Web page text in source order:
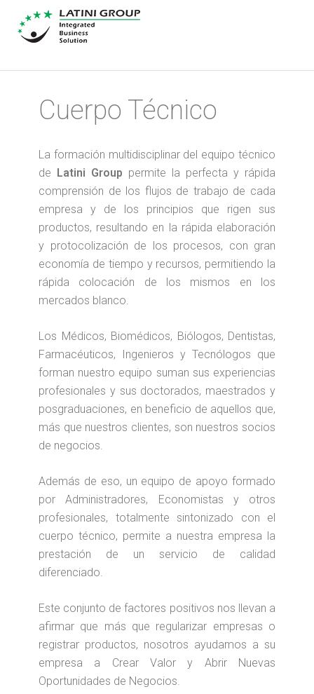
Cuerpo Técnico
La formación multidisciplinar del equipo técnico
de Latini Group permite la perfecta y rápida
comprensión de los flujos de trabajo de cada
empresa y de los principios que rigen sus
productos, resultando en la rápida elaboración
y protocolización de los procesos, con gran
economía de tiempo y recursos, permitiendo la
rápida colocación de los mismos en los
mercados blanco.
Los Médicos, Biomédicos, Biólogos, Dentistas,
Farmacéuticos, Ingenieros y Tecnólogos que
forman nuestro equipo suman sus experiencias
profesionales y sus doctorados, maestrados y
posgraduaciones, en beneficio de aquellos que,
más que nuestros clientes, son nuestros socios
de negocios.
Además de eso, un equipo de apoyo formado
por Administradores, Economistas y otros
profesionales, totalmente sintonizado con el
cuerpo técnico, permite a nuestra empresa la
prestación de un servicio de calidad
diferenciado.
Este conjunto de factores positivos nos llevan a
afirmar que más que regularizar empresas o
registrar productos, nosotros ayudamos a su
empresa a Crear Valor y Abrir Nuevas
Oportunidades de Negocios.